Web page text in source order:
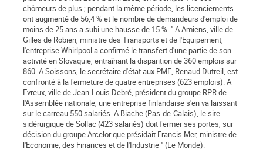
chômeurs de plus ; pendant la même période, les licenciements
ont augmenté de 56,4 % et le nombre de demandeurs d'emploi de
moins de 25 ans a subi une hausse de 15 %. " A Amiens, ville de
Gilles de Robien, ministre des Transports et de l'Equipement,
l'entreprise Whirlpool a confirmé le transfert d'une partie de son
activité en Slovaquie, entraînant la disparition de 360 emplois sur
860. A Soissons, le secrétaire d'état aux PME, Renaud Dutreil, est
confronté à la fermeture de quatre entreprises (623 emplois). A
Evreux, ville de Jean-Louis Debré, président du groupe RPR de
l'Assemblée nationale, une entreprise finlandaise s'en va laissant
sur le carreau 550 salariés. A Biache (Pas-de-Calais), le site
sidérurgique de Sollac (423 salariés) doit fermer ses portes, sur
décision du groupe Arcelor que présidait Francis Mer, ministre de
l'Economie, des Finances et de l'Industrie " (Le Monde).